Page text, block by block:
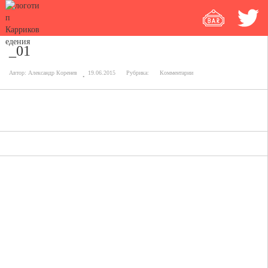
_01
Автор: Александр Коренев 19.06.2015 Рубрика: Комментарии